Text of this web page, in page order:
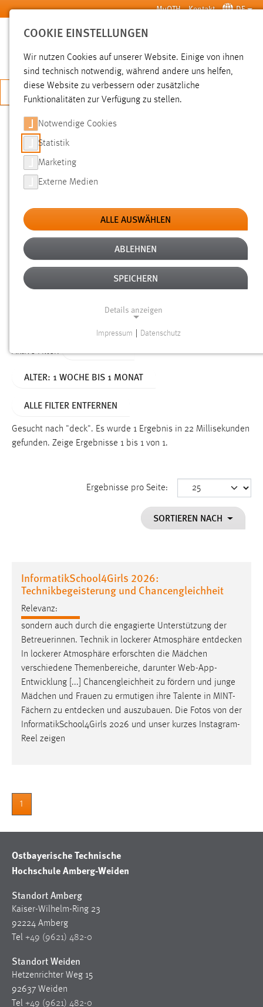
Zum Hauptinhalt springen MyOTH Kontakt DE
SUCHE
JETZT BEWERBEN
SUCHE
FILTER
Typ
Erstellungsdatum
Alter
Aktive Filter:
ALTER: 1 WOCHE BIS 1 MONAT
ALLE FILTER ENTFERNEN
Gesucht nach "deck". Es wurde 1 Ergebnis in 22 Millisekunden
gefunden. Zeige Ergebnisse 1 bis 1 von 1.
Ergebnisse pro Seite:
SORTIEREN NACH
InformatikSchool4Girls 2026:
Technikbegeisterung und Chancengleichheit
Relevanz:
sondern auch durch die engagierte Unterstützung der
Betreuerinnen. Technik in lockerer Atmosphäre entdecken
In lockerer Atmosphäre erforschten die Mädchen
verschiedene Themenbereiche, darunter Web-App-
Entwicklung [...] Chancengleichheit zu fördern und junge
Mädchen und Frauen zu ermutigen ihre Talente in MINT-
Fächern zu entdecken und auszubauen. Die Fotos von der
InformatikSchool4Girls 2026 und unser kurzes Instagram-
Reel zeigen
1
Ostbayerische Technische
Hochschule Amberg-Weiden
Standort Amberg
Kaiser-Wilhelm-Ring 23
92224 Amberg
Tel +49 (9621) 482-0
Standort Weiden
Hetzenrichter Weg 15
92637 Weiden
Tel +49 (9621) 482-0
COOKIE EINSTELLUNGEN
Wir nutzen Cookies auf unserer Website. Einige von ihnen
sind technisch notwendig, während andere uns helfen,
diese Website zu verbessern oder zusätzliche
Funktionalitäten zur Verfügung zu stellen.
Notwendige Cookies
Statistik
Marketing
Externe Medien
ALLE AUSWÄHLEN
ABLEHNEN
SPEICHERN
Details anzeigen
Funktionen und sind für die einwandfreie Funktion der
Name:
Dieser Cookie speichert die ausgewählten Einverständnis-
Performance
Name:
staticfilecache
Zweck:
Für performante Seitenauslieferung wird in diesem Cookie
gespeichert, ob man eingeloggt ist.
Sprachpräferenz
Name:
site-language-preference
Zweck:
Chat
Name:
chat-frame-style-5e9dbeb1811c0446
Zweck:
Wird benötigt um die Chatfunktion nutzen zu können.
Cookie Laufzeit:
5e9dbeb1811c0446 = Sitzungslaufzeit, mibew_locale = 3
Jahre, MIBEW_UserID = 1 Jahr
Impressum Datenschutz